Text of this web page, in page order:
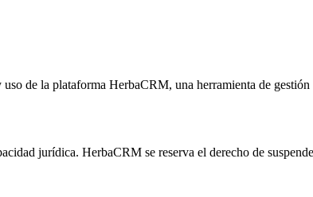
de la plataforma HerbaCRM, una herramienta de
jurídica. HerbaCRM se reserva el derecho de